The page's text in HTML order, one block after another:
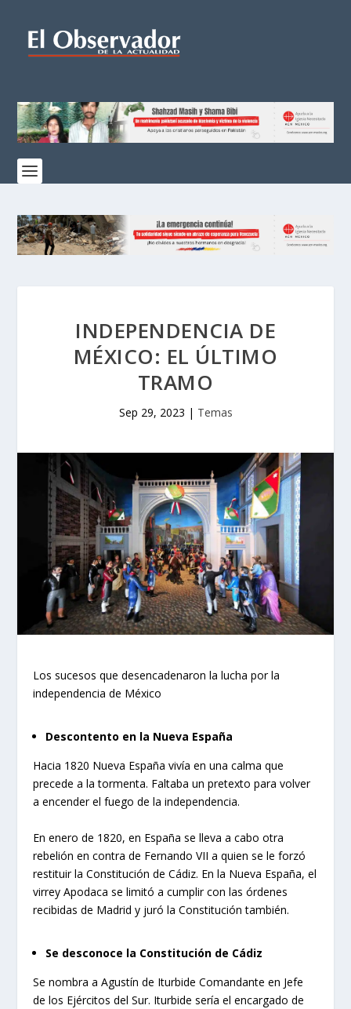
INDEPENDENCIA DE
MÉXICO: EL ÚLTIMO
TRAMO
Sep 29, 2023 | Temas
Los sucesos que desencadenaron la lucha por la
independencia de México
Descontento en la Nueva España
Hacia 1820 Nueva España vivía en una calma que
precede a la tormenta. Faltaba un pretexto para volver
a encender el fuego de la independencia.
En enero de 1820, en España se lleva a cabo otra
rebelión en contra de Fernando VII a quien se le forzó
restituir la Constitución de Cádiz. En la Nueva España, el
virrey Apodaca se limitó a cumplir con las órdenes
recibidas de Madrid y juró la Constitución también.
Se desconoce la Constitución de Cádiz
Se nombra a Agustín de Iturbide Comandante en Jefe
de los Ejércitos del Sur. Iturbide sería el encargado de